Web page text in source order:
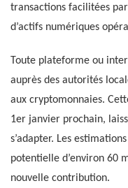
transactions facilitées
d’actifs numériques
Toute plateforme ou
auprès des autorités
aux cryptomonnaies.
1er janvier prochain,
s’adapter. Les
potentielle d’environ 60
nouvelle contribution.